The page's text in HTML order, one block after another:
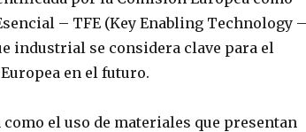
– TFE (Key Enabling Technology –
industrial se considera clave para el
en el futuro.
el uso de materiales que presentan